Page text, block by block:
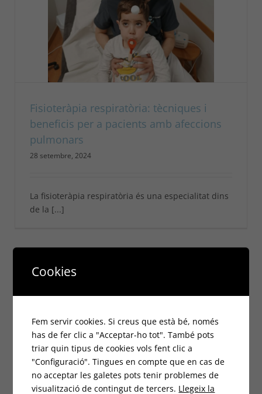
Fisioteràpia respiratòria: tècniques i
beneficis per a pacients amb afeccions
pulmonars
28 setembre, 2024
La fisioteràpia respiratòria és una especialitat dins
de la [...]
Cookies
Fem servir cookies. Si creus que està bé, només
has de fer clic a "Acceptar-ho tot". També pots
triar quin tipus de cookies vols fent clic a
"Configuració". Tingues en compte que en cas de
no acceptar les galetes pots tenir problemes de
visualització de contingut de tercers. Llegeix la